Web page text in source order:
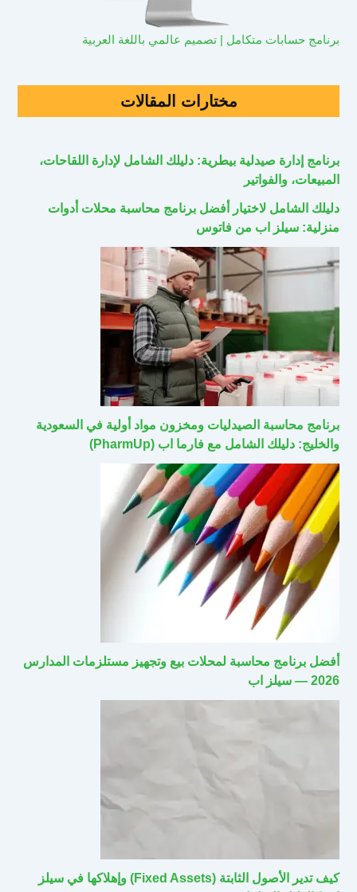
برنامج حسابات متكامل | تصميم عالمي باللغة العربية
مختارات المقالات
برنامج إدارة صيدلية بيطرية: دليلك الشامل لإدارة اللقاحات،
المبيعات، والفواتير
دليلك الشامل لاختيار أفضل برنامج محاسبة محلات أدوات
منزلية: سيلز اب من فاتوس
برنامج محاسبة الصيدليات ومخزون مواد أولية في السعودية
والخليج: دليلك الشامل مع فارما اب (PharmUp)
أفضل برنامج محاسبة لمحلات بيع وتجهيز مستلزمات المدارس
2026 — سيلز اب
كيف تدير الأصول الثابتة (Fixed Assets) وإهلاكها في سيلز